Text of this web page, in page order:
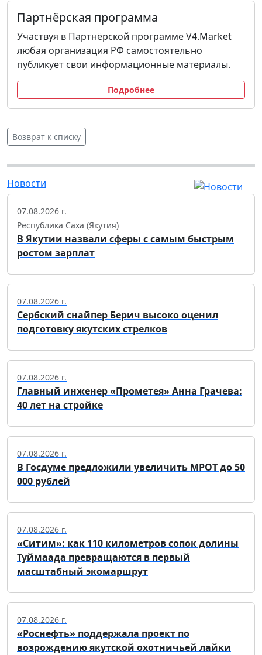
Партнёрская программа
Участвуя в Партнёрской программе V4.Market
любая организация РФ самостоятельно
публикует свои информационные материалы.
Подробнее
Возврат к списку
Новости
07.08.2026 г.
Республика Саха (Якутия)
В Якутии назвали сферы с самым быстрым
ростом зарплат
07.08.2026 г.
Сербский снайпер Берич высоко оценил
подготовку якутских стрелков
07.08.2026 г.
Главный инженер «Прометея» Анна Грачева:
40 лет на стройке
07.08.2026 г.
В Госдуме предложили увеличить МРОТ до 50
000 рублей
07.08.2026 г.
«Ситим»: как 110 километров сопок долины
Туймаада превращаются в первый
масштабный экомаршрут
07.08.2026 г.
«Роснефть» поддержала проект по
возрождению якутской охотничьей лайки